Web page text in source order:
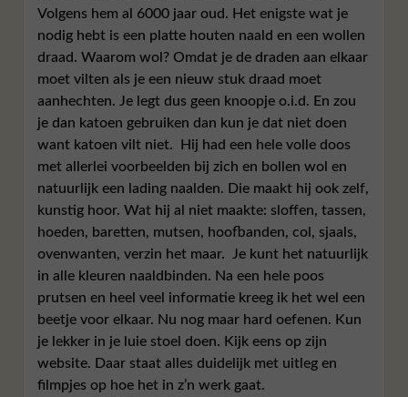
Volgens hem al 6000 jaar oud. Het enigste wat je
nodig hebt is een platte houten naald en een wollen
draad. Waarom wol? Omdat je de draden aan elkaar
moet vilten als je een nieuw stuk draad moet
aanhechten. Je legt dus geen knoopje o.i.d. En zou
je dan katoen gebruiken dan kun je dat niet doen
want katoen vilt niet. Hij had een hele volle doos
met allerlei voorbeelden bij zich en bollen wol en
natuurlijk een lading naalden. Die maakt hij ook zelf,
kunstig hoor. Wat hij al niet maakte: sloffen, tassen,
hoeden, baretten, mutsen, hoofbanden, col, sjaals,
ovenwanten, verzin het maar. Je kunt het natuurlijk
in alle kleuren naaldbinden. Na een hele poos
prutsen en heel veel informatie kreeg ik het wel een
beetje voor elkaar. Nu nog maar hard oefenen. Kun
je lekker in je luie stoel doen. Kijk eens op zijn
website. Daar staat alles duidelijk met uitleg en
filmpjes op hoe het in z’n werk gaat.